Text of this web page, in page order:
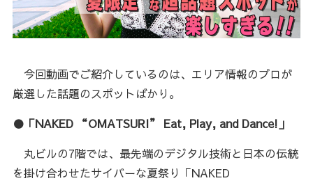
今回動画でご紹介しているのは、エリア情報のプロが
厳選した話題のスポットばかり。
●「NAKED “OMATSURI” Eat, Play, and Dance!」
丸ビルの7階では、最先端のデジタル技術と日本の伝統
を掛け合わせたサイバーな夏祭り「NAKED